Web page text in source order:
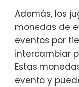
Además, los
monedas de
eventos por
intercambiar
Estas
evento y